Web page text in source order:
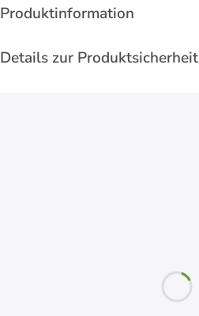
Produktinformation
Details zur Produktsicherheit